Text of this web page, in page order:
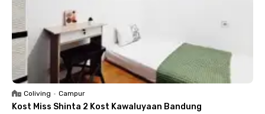
Coliving • Campur
Kost Miss Shinta 2 Kost Kawaluyaan Bandung